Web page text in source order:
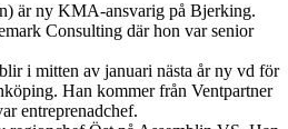
är ny KMA-ansvarig på Bjerking.
Consulting där hon var senior
blir i mitten av januari nästa år ny vd för
Han kommer från Ventpartner
entreprenadchef.